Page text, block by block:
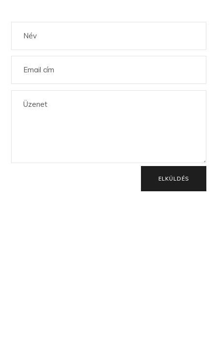
ELKÜLDÉS